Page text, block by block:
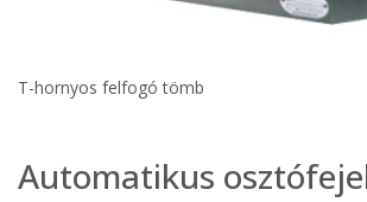
T-hornyos felfogó tömb
Automatikus